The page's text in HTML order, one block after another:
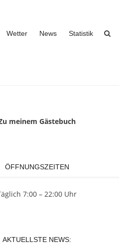
Wetter News Statistik
meinem Gästebuch
ÖFFNUNGSZEITEN
7:00 – 22:00 Uhr
AKTUELLSTE NEWS: